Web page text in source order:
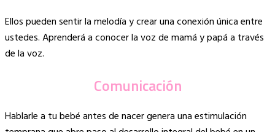
Ellos pueden sentir la melodía y crear una conexión única entre
ustedes. Aprenderá a conocer la voz de mamá y papá a través
de la voz.
Comunicación
Hablarle a tu bebé antes de nacer genera una estimulación